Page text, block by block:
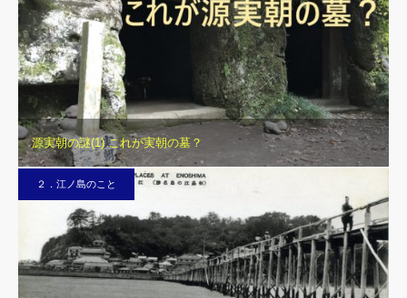
源実朝の謎(1) これが実朝の墓？
２．江ノ島のこと